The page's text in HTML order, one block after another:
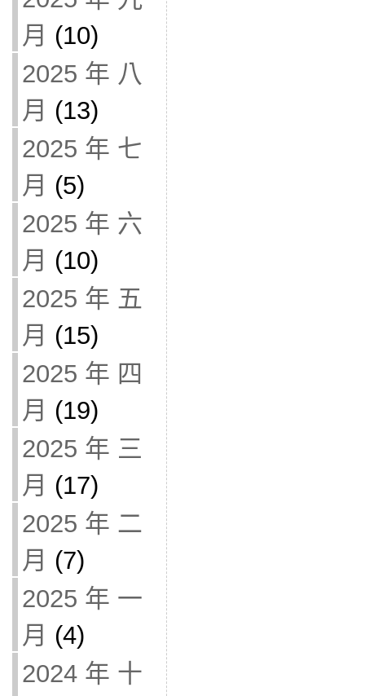
月 (10)
2025 年 八
月 (13)
2025 年 七
月 (5)
2025 年 六
月 (10)
2025 年 五
月 (15)
2025 年 四
月 (19)
2025 年 三
月 (17)
2025 年 二
月 (7)
2025 年 一
月 (4)
2024 年 十